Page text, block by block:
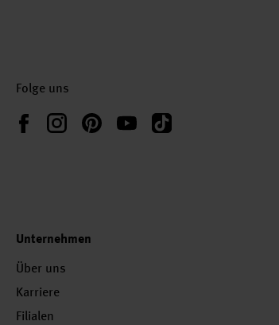
Folge uns
FacebookInstagramPinterestYouTubeTikTok
Unternehmen
Über uns
Karriere
Filialen